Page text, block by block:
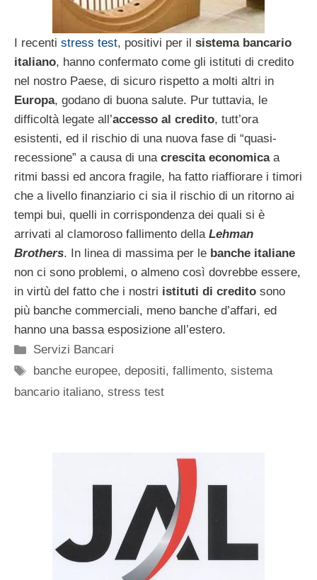
I recenti stress test, positivi per il sistema bancario
italiano, hanno confermato come gli istituti di credito
nel nostro Paese, di sicuro rispetto a molti altri in
Europa, godano di buona salute. Pur tuttavia, le
difficoltà legate all’accesso al credito, tutt’ora
esistenti, ed il rischio di una nuova fase di “quasi-
recessione” a causa di una crescita economicaa
ritmi bassi ed ancora fragile, ha fatto riaffiorare i timori
che a livello finanziario ci sia il rischio di un ritorno ai
tempi bui, quelli in corrispondenza dei quali si è
arrivati al clamoroso fallimento della Lehman
Brothers. In linea di massima per le banche italiane
non ci sono problemi, o almeno così dovrebbe essere,
in virtù del fatto che i nostri istituti di credito sono
più banche commerciali, meno banche d’affari, ed
hanno una bassa esposizione all’estero.
Categorie
Servizi Bancari
Tag
banche europee,depositi,fallimento,sistema
bancario italiano, stress test